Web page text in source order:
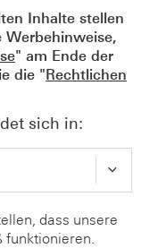
Inhalte stellen
" am Ende der
die "Rechtlichen
sich in:
dass unsere
funktionieren.